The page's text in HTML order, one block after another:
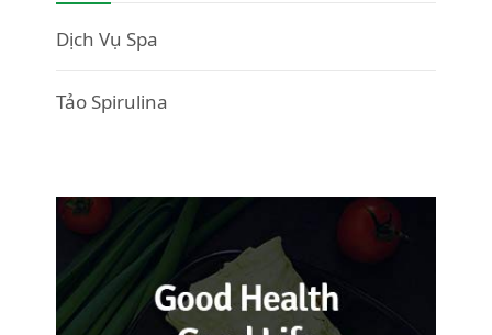
Dịch Vụ Spa
Tảo Spirulina